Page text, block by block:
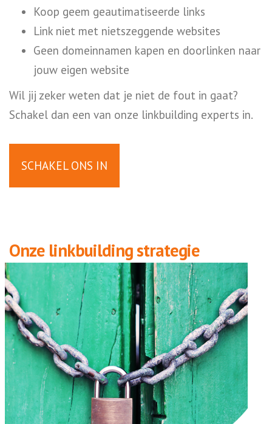
Koop geem geautimatiseerde links
Link niet met nietszeggende websites
Geen domeinnamen kapen en doorlinken naar
jouw eigen website
Wil jij zeker weten dat je niet de fout in gaat?
Schakel dan een van onze linkbuilding experts in.
SCHAKEL ONS IN
Onze linkbuilding strategie